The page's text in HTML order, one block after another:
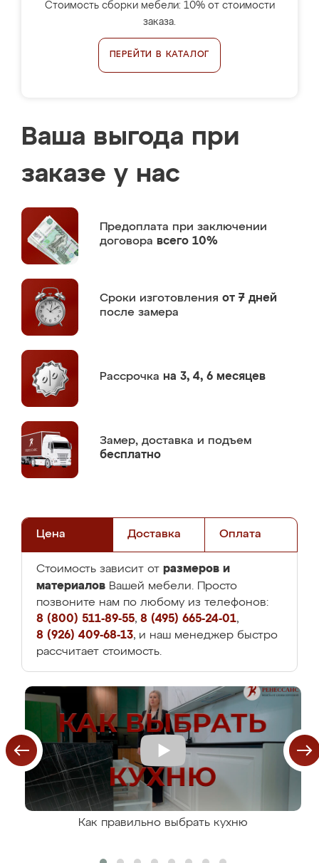
Стоимость сборки мебели: 10% от стоимости
заказа.
ПЕРЕЙТИ В КАТАЛОГ
Ваша выгода при
заказе у нас
Предоплата при заключении
договора всего 10%
Сроки изготовления от 7 дней
после замера
Рассрочка на 3, 4, 6 месяцев
Замер, доставка и подъем
бесплатно
Цена Доставка Оплата
Стоимость зависит от размеров и
материалов Вашей мебели. Просто
позвоните нам по любому из телефонов:
8 (800) 511-89-55, 8 (495) 665-24-01,
8 (926) 409-68-13, и наш менеджер быстро
рассчитает стоимость.
Как правильно выбрать кухню